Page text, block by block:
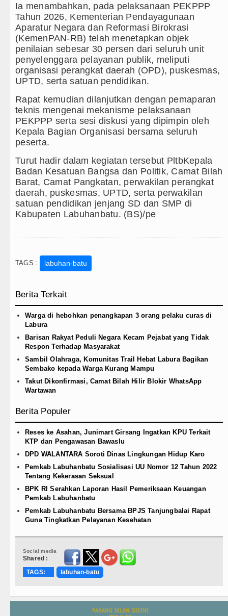
Ia menambahkan, pada pelaksanaan PEKPPP
Tahun 2026, Kementerian Pendayagunaan
Aparatur Negara dan Reformasi Birokrasi
(KemenPAN-RB) telah menetapkan objek
penilaian sebesar 30 persen dari seluruh unit
penyelenggara pelayanan publik, meliputi
organisasi perangkat daerah (OPD), puskesmas,
UPTD, serta satuan pendidikan.
Rapat kemudian dilanjutkan dengan pemaparan
teknis mengenai mekanisme pelaksanaan
PEKPPP serta sesi diskusi yang dipimpin oleh
Kepala Bagian Organisasi bersama seluruh
peserta.
Turut hadir dalam kegiatan tersebut PltbKepala
Badan Kesatuan Bangsa dan Politik, Camat Bilah
Barat, Camat Pangkatan, perwakilan perangkat
daerah, puskesmas, UPTD, serta perwakilan
satuan pendidikan jenjang SD dan SMP di
Kabupaten Labuhanbatu. (BS)/pe
TAGS : labuhan-batu
Berita Terkait
Warga di hebohkan penangkapan 3 orang pelaku curas di
Labura
Barisan Rakyat Peduli Negara Kecam Pejabat yang Tidak
Respon Terhadap Masyarakat
Sambil Olahraga, Komunitas Trail Hebat Labura Bagikan
Sembako kepada Warga Kurang Mampu
Takut Dikonfirmasi, Camat Bilah Hilir Blokir WhatsApp
Wartawan
Berita Populer
Reses ke Asahan, Junimart Girsang Ingatkan KPU Terkait
KTP dan Pengawasan Bawaslu
DPD WALANTARA Soroti Dinas Lingkungan Hidup Karo
Pemkab Labuhanbatu Sosialisasi UU Nomor 12 Tahun 2022
Tentang Kekerasan Seksual
BPK RI Serahkan Laporan Hasil Pemeriksaan Keuangan
Pemkab Labuhanbatu
Pemkab Labuhanbatu Bersama BPJS Tanjungbalai Rapat
Guna Tingkatkan Pelayanan Kesehatan
Social media
Shared :
TAGS:
labuhan-batu